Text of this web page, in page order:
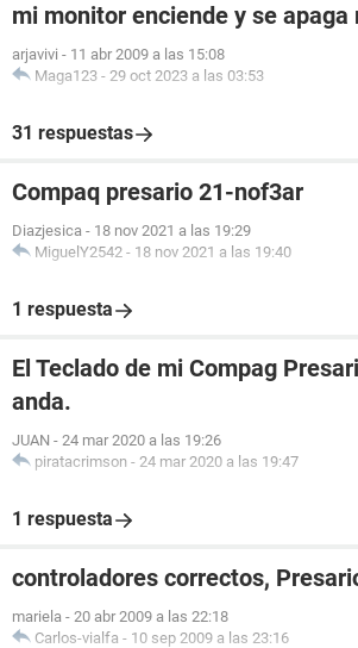
mi monitor enciende y se
arjavivi - 11 abr 2009 a las 15:08
Maga123 - 29 oct 2023 a las 03:53
31 respuestas
Compaq presario 21-nof3ar
Diazjesica - 18 nov 2021 a las 19:29
MiguelY2542 - 18 nov 2021 a las 19:40
1 respuesta
El Teclado de mi Compag
anda.
JUAN - 24 mar 2020 a las 19:26
piratacrimson - 24 mar 2020 a las 19:47
1 respuesta
controladores correctos,
mariela - 20 abr 2009 a las 22:18
Carlos-vialfa - 10 sep 2009 a las 23:16